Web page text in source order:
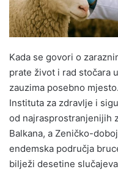
Kada se govori o
prate život i rad stočara
zauzima posebno
Instituta za zdravlje i
od najrasprostranjenijih
Balkana, a Zeničko-
endemska područja
bilježi desetine